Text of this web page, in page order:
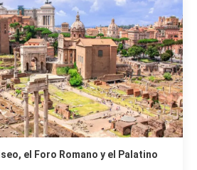
el Foro Romano y el Palatino